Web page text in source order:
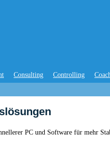
Consulting Controlling
PC und Software für mehr